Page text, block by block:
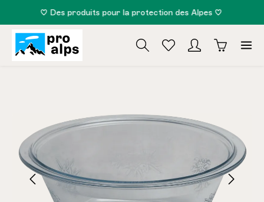
principal
♡ Des produits pour la protection des Alpes ♡
Ignorer la galerie d'images